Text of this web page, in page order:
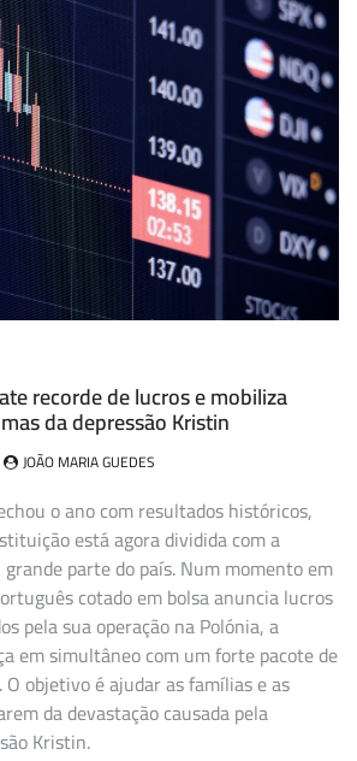
recorde de lucros e mobiliza
da depressão Kristin
JOÃO MARIA GUEDES
o ano com resultados históricos,
está agora dividida com a
parte do país. Num momento em
cotado em bolsa anuncia lucros
pela sua operação na Polónia, a
em simultâneo com um forte pacote de
objetivo é ajudar as famílias e as
da devastação causada pela
Kristin.